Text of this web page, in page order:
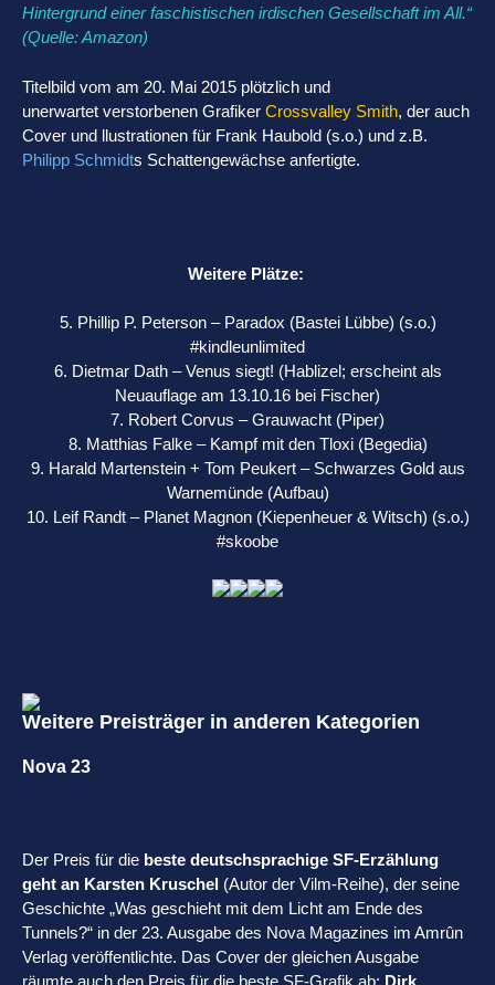
Hintergrund einer faschistischen irdischen Gesellschaft im All.“
(Quelle: Amazon)
Titelbild vom am 20. Mai 2015 plötzlich und
unerwartet verstorbenen Grafiker Crossvalley Smith, der auch
Cover und llustrationen für Frank Haubold (s.o.) und z.B.
Philipp Schmidts Schattengewächse anfertigte.
Weitere Plätze:
5. Phillip P. Peterson – Paradox (Bastei Lübbe) (s.o.)
#kindleunlimited
6. Dietmar Dath – Venus siegt! (Hablizel; erscheint als
Neuauflage am 13.10.16 bei Fischer)
7. Robert Corvus – Grauwacht (Piper)
8. Matthias Falke – Kampf mit den Tloxi (Begedia)
9. Harald Martenstein + Tom Peukert – Schwarzes Gold aus
Warnemünde (Aufbau)
10. Leif Randt – Planet Magnon (Kiepenheuer & Witsch) (s.o.)
#skoobe
Weitere Preisträger in anderen Kategorien
Nova 23
Der Preis für die beste deutschsprachige SF-Erzählung
geht an Karsten Kruschel (Autor der Vilm-Reihe), der seine
Geschichte „Was geschieht mit dem Licht am Ende des
Tunnels?“ in der 23. Ausgabe des Nova Magazines im Amrûn
Verlag veröffentlichte. Das Cover der gleichen Ausgabe
räumte auch den Preis für die beste SF-Grafik ab: Dirk